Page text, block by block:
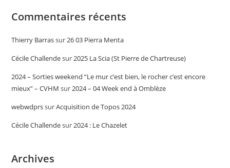
Commentaires récents
Thierry Barrassur26 03 Pierra Menta
Cécile Challendesur2025 La Scia (St Pierre de Chartreuse)
2024 – Sorties weekend “Le mur c’est bien, le rocher c’est encore
mieux” – CVHM sur2024 – 04 Week end à Omblèze
webwdprssurAcquisition de Topos 2024
Cécile Challendesur2024 : Le Chazelet
Archives